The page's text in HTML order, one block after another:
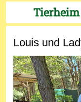
Louis und